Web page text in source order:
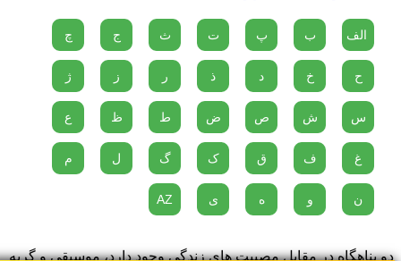
الف ب پ ت ث ج چ
ح خ ژ
س ش ص ض ط ظ
ف ق ک گ ل م
ن ه ی AZ
دو پناهگاه در مقابل مصیبت های زندگی وجود دارد، موسیقی و گربه